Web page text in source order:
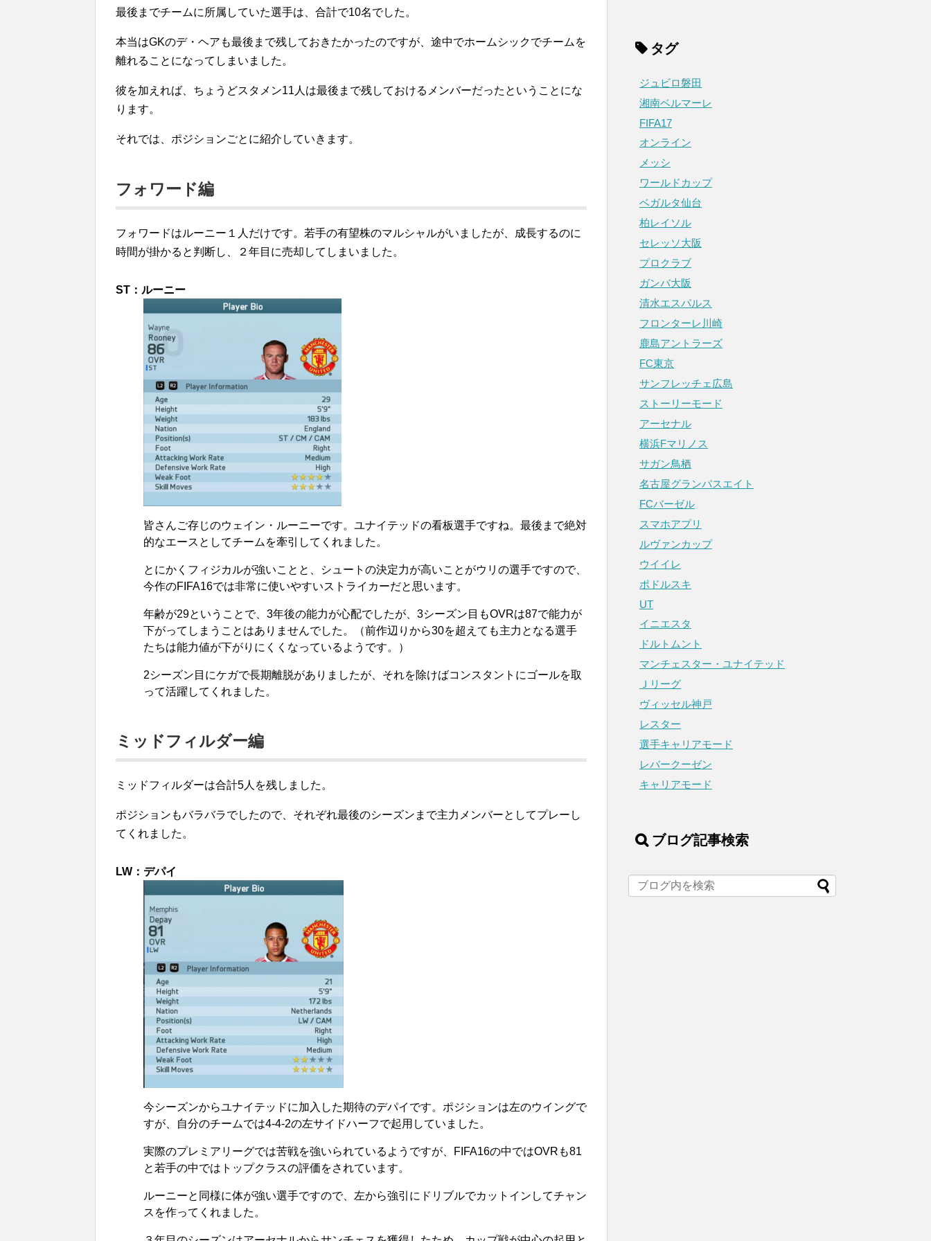
最後までチームに所属していた選手は、合計で10名でした。
本当はGKのデ・ヘアも最後まで残しておきたかったのですが、途中でホームシックでチームを
離れることになってしまいました。
彼を加えれば、ちょうどスタメン11人は最後まで残しておけるメンバーだったということにな
ります。
それでは、ポジションごとに紹介していきます。
フォワード編
フォワードはルーニー１人だけです。若手の有望株のマルシャルがいましたが、成長するのに
時間が掛かると判断し、２年目に売却してしまいました。
ST：ルーニー
皆さんご存じのウェイン・ルーニーです。ユナイテッドの看板選手ですね。最後まで絶対
的なエースとしてチームを牽引してくれました。
とにかくフィジカルが強いことと、シュートの決定力が高いことがウリの選手ですので、
今作のFIFA16では非常に使いやすいストライカーだと思います。
年齢が29ということで、3年後の能力が心配でしたが、3シーズン目もOVRは87で能力が
下がってしまうことはありませんでした。（前作辺りから30を超えても主力となる選手
たちは能力値が下がりにくくなっているようです。）
2シーズン目にケガで長期離脱がありましたが、それを除けばコンスタントにゴールを取
って活躍してくれました。
ミッドフィルダー編
ミッドフィルダーは合計5人を残しました。
ポジションもバラバラでしたので、それぞれ最後のシーズンまで主力メンバーとしてプレーし
てくれました。
LW：デパイ
今シーズンからユナイテッドに加入した期待のデパイです。ポジションは左のウイングで
すが、自分のチームでは4-4-2の左サイドハーフで起用していました。
実際のプレミアリーグでは苦戦を強いられているようですが、FIFA16の中ではOVRも81
と若手の中ではトップクラスの評価をされています。
ルーニーと同様に体が強い選手ですので、左から強引にドリブルでカットインしてチャン
スを作ってくれました。
タグ
ジュビロ磐田
湘南ベルマーレ
FIFA17
オンライン
メッシ
ワールドカップ
ベガルタ仙台
柏レイソル
セレッソ大阪
プロクラブ
ガンバ大阪
清水エスパルス
フロンターレ川崎
鹿島アントラーズ
FC東京
サンフレッチェ広島
ストーリーモード
アーセナル
横浜Fマリノス
サガン鳥栖
名古屋グランパスエイト
FCバーゼル
スマホアプリ
ルヴァンカップ
ウイイレ
ポドルスキ
UT
イニエスタ
ドルトムント
マンチェスター・ユナイテッド
Ｊリーグ
ヴィッセル神戸
レスター
選手キャリアモード
レバークーゼン
キャリアモード
ブログ記事検索